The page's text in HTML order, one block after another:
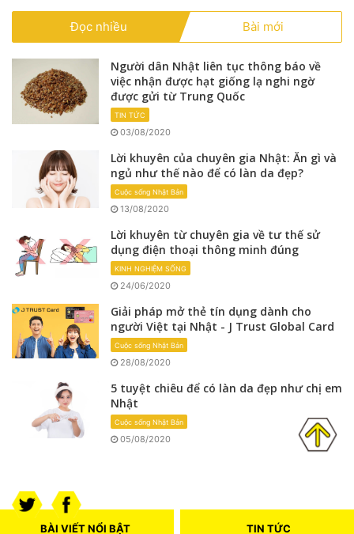
Đọc nhiều Bài mới
Người dân Nhật liên tục thông báo về
việc nhận được hạt giống lạ nghi ngờ
được gửi từ Trung Quốc
TIN TỨC
03/08/2020
Lời khuyên của chuyên gia Nhật: Ăn gì và
ngủ như thế nào để có làn da đẹp?
Cuộc sống Nhật Bản
13/08/2020
Lời khuyên từ chuyên gia về tư thế sử
dụng điện thoại thông minh đúng
KINH NGHIỆM SỐNG
24/06/2020
Giải pháp mở thẻ tín dụng dành cho
người Việt tại Nhật - J Trust Global Card
Cuộc sống Nhật Bản
28/08/2020
5 tuyệt chiêu để có làn da đẹp như chị em
Nhật
Cuộc sống Nhật Bản
05/08/2020
BÀI VIẾT NỔI BẬT TIN TỨC